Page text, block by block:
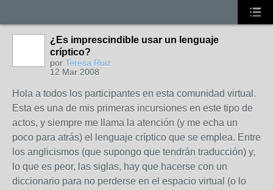
¿Es imprescindible usar un lenguaje
críptico?
por Teresa Ruiz
12 Mar 2008
Hola a todos los participantes en esta comunidad virtual.
Esta es una de mis primeras incursiones en este tipo de
actos, y siempre me llama la atención (y me echa un
poco para atrás) el lenguaje críptico que se emplea. Entre
los anglicismos (que supongo que tendrán traducción) y,
lo que es peor, las siglas, hay que hacerse con un
diccionario para no perderse en el espacio virtual (o lo